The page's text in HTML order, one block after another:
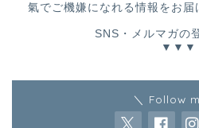
氣でご機嫌になれる情報をお届
SNS・メルマガの
▼▼▼
＼ Follow